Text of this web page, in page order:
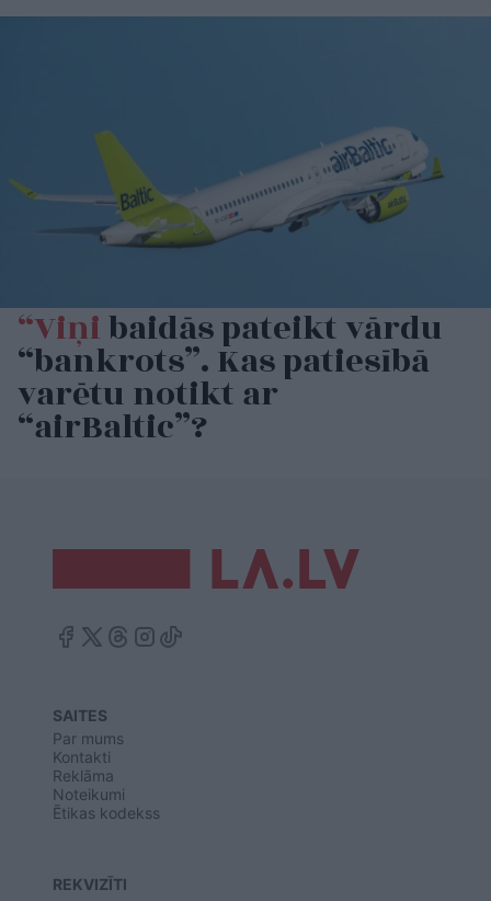
“Viņibaidās pateikt vārdu
“bankrots”. Kas patiesībā
varētu notikt ar
“airBaltic”?
SAITES
Par mums
Kontakti
Reklāma
Noteikumi
Ētikas kodekss
REKVIZĪTI